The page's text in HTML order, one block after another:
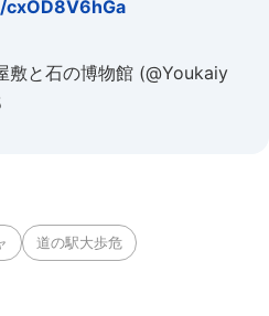
と石の博物館 (@Youkaiy
道の駅大歩危